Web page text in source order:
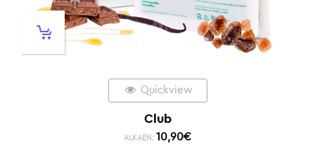
Quickview
Club
ALKAEN: 10,90€